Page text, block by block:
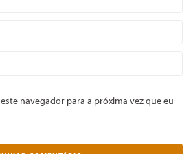
navegador para a próxima vez que eu